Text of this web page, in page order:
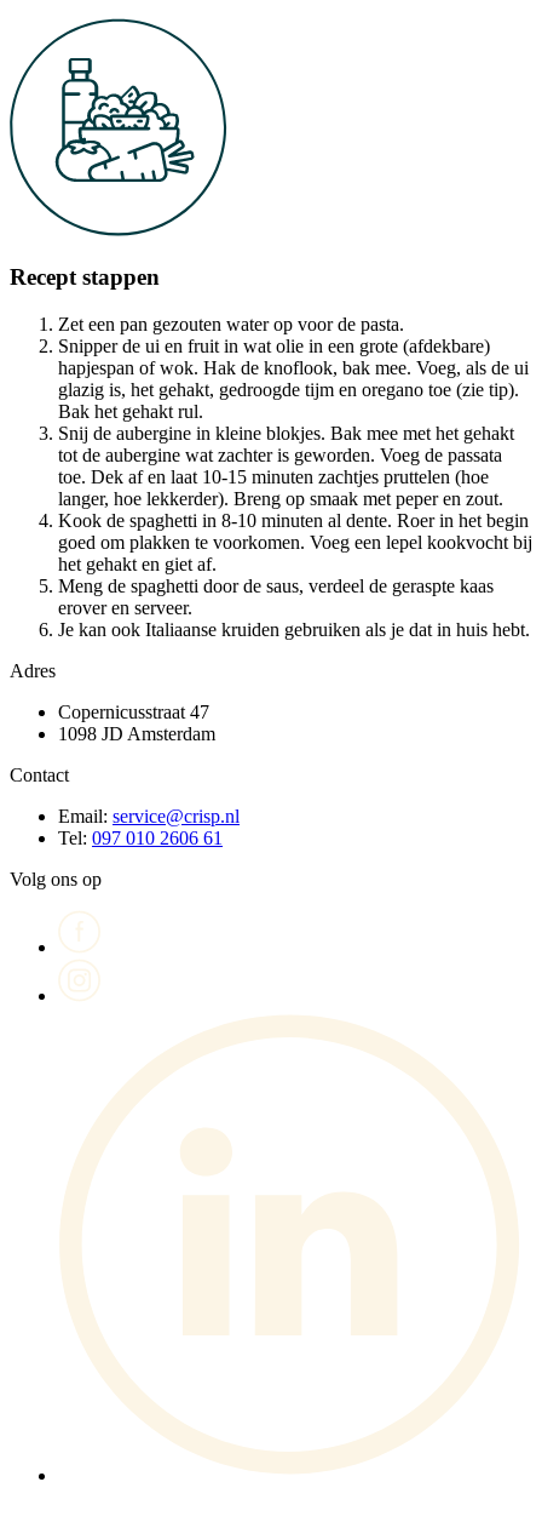
Recept stappen
Zet een pan gezouten water op voor de pasta.
Snipper de ui en fruit in wat olie in een grote (afdekbare)
hapjespan of wok. Hak de knoflook, bak mee. Voeg, als de ui
glazig is, het gehakt, gedroogde tijm en oregano toe (zie tip).
Bak het gehakt rul.
Snij de aubergine in kleine blokjes. Bak mee met het gehakt
tot de aubergine wat zachter is geworden. Voeg de passata
toe. Dek af en laat 10-15 minuten zachtjes pruttelen (hoe
langer, hoe lekkerder). Breng op smaak met peper en zout.
Kook de spaghetti in 8-10 minuten al dente. Roer in het begin
goed om plakken te voorkomen. Voeg een lepel kookvocht bij
het gehakt en giet af.
Meng de spaghetti door de saus, verdeel de geraspte kaas
erover en serveer.
Je kan ook Italiaanse kruiden gebruiken als je dat in huis hebt.
Adres
Copernicusstraat 47
1098 JD Amsterdam
Contact
Email: service@crisp.nl
Tel: 097 010 2606 61
Volg ons op